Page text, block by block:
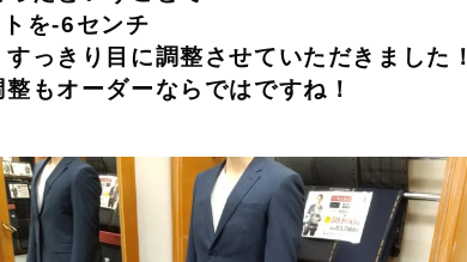
を-6センチ
っきり目に調整させていただきました！
もオーダーならではですね！